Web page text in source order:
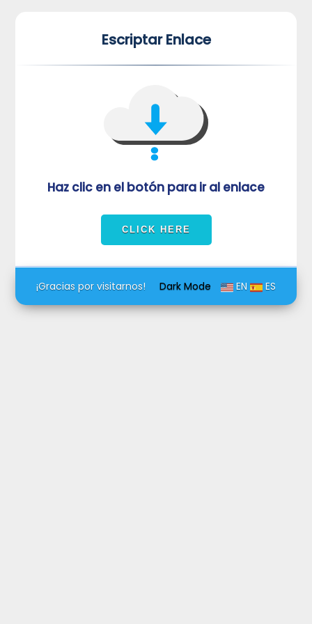
Escriptar Enlace
Haz clic en el botón para ir al enlace
Dark Mode EN ES
¡Gracias por visitarnos!
VUVORmRFeFRNVlJrUjBZd1kza3dkRkJuUFQwPQ==